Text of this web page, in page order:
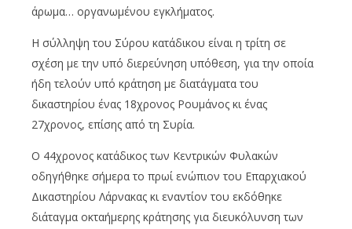
άρωμα… οργανωμένου εγκλήματος.
Η σύλληψη του Σύρου κατάδικου είναι η τρίτη σε
σχέση με την υπό διερεύνηση υπόθεση, για την οποία
ήδη τελούν υπό κράτηση με διατάγματα του
δικαστηρίου ένας 18χρονος Ρουμάνος κι ένας
27χρονος, επίσης από τη Συρία.
Ο 44χρονος κατάδικος των Κεντρικών Φυλακών
οδηγήθηκε σήμερα το πρωί ενώπιον του Επαρχιακού
Δικαστηρίου Λάρνακας κι εναντίον του εκδόθηκε
διάταγμα οκταήμερης κράτησης για διευκόλυνση των